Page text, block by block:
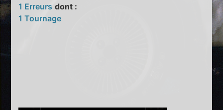
1 Erreurs dont :
1 Tournage